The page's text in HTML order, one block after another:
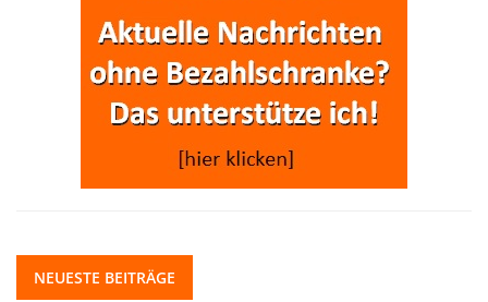
NEUESTE BEITRÄGE